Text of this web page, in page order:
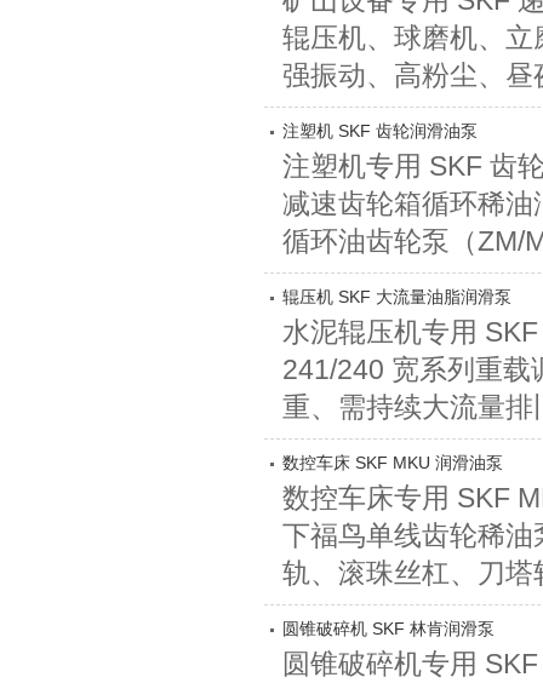
辊压机、球磨机、
强振动、高粉尘、
注塑机 SKF 齿轮润滑油泵
注塑机专用 SKF 齿
减速齿轮箱循环稀
循环油齿轮泵（ZM/
辊压机 SKF 大流量油脂润滑泵
水泥辊压机专用
241/240 宽系列重载
重、需持续大流量
数控车床 SKF MKU 润滑油泵
数控车床专用 SKF
下福鸟单线齿轮稀
轨、滚珠丝杠、刀
圆锥破碎机 SKF 林肯润滑泵
圆锥破碎机专用